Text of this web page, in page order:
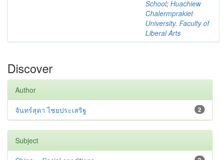
School; Huachiew
Chalermprakiet
University. Faculty of
Liberal Arts
Discover
Author
2
จันทร์สุดา ไชยประเสริฐ
Subject